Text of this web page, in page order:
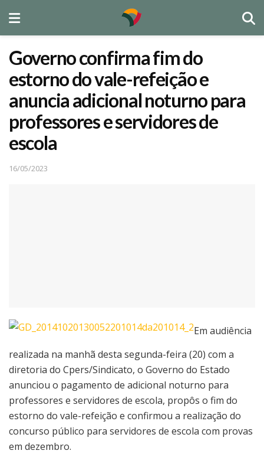
Governo confirma fim do
estorno do vale-refeição e
anuncia adicional noturno para
professores e servidores de
escola
16/05/2023
Em audiência
realizada na manhã desta segunda-feira (20) com a
diretoria do Cpers/Sindicato, o Governo do Estado
anunciou o pagamento de adicional noturno para
professores e servidores de escola, propôs o fim do
estorno do vale-refeição e confirmou a realização do
concurso público para servidores de escola com provas
em dezembro.